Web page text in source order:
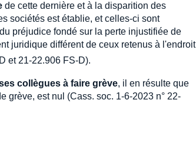
de cette dernière et à la disparition des
sociétés est établie, et celles-ci sont
préjudice fondé sur la perte injustifiée de
juridique différent de ceux retenus à l'endroit
et 21-22.906 FS-D).
collègues à faire grève, il en résulte que
grève, est nul (Cass. soc. 1-6-2023 n° 22-